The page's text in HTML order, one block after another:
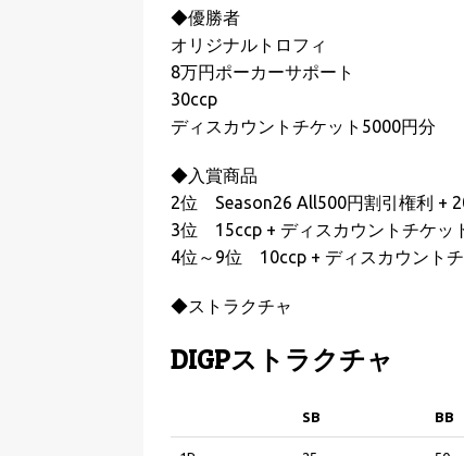
◆優勝者
オリジナルトロフィ
8万円ポーカーサポート
30ccp
ディスカウントチケット5000円分
◆入賞商品
2位 Season26 All500円割引権利 +
3位 15ccp + ディスカウントチケッ
4位～9位 10ccp + ディスカウント
◆ストラクチャ
DIGPストラクチャ
SB BB